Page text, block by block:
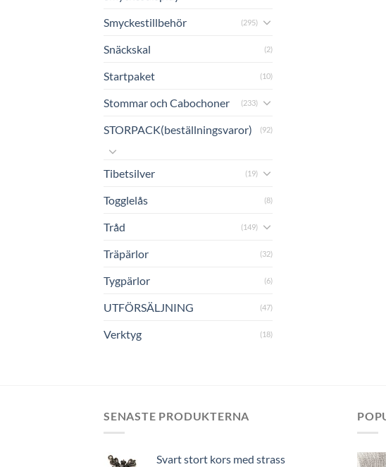
Smyckestillbehör (295)
Snäckskal (2)
Startpaket (10)
Stommar och Cabochoner (233)
STORPACK(beställningsvaror) (92)
Tibetsilver (19)
Togglelås (8)
Tråd (149)
Träpärlor (32)
Tygpärlor (6)
UTFÖRSÄLJNING (47)
Verktyg (18)
SENASTE PRODUKTERNA
Svart stort kors med strass